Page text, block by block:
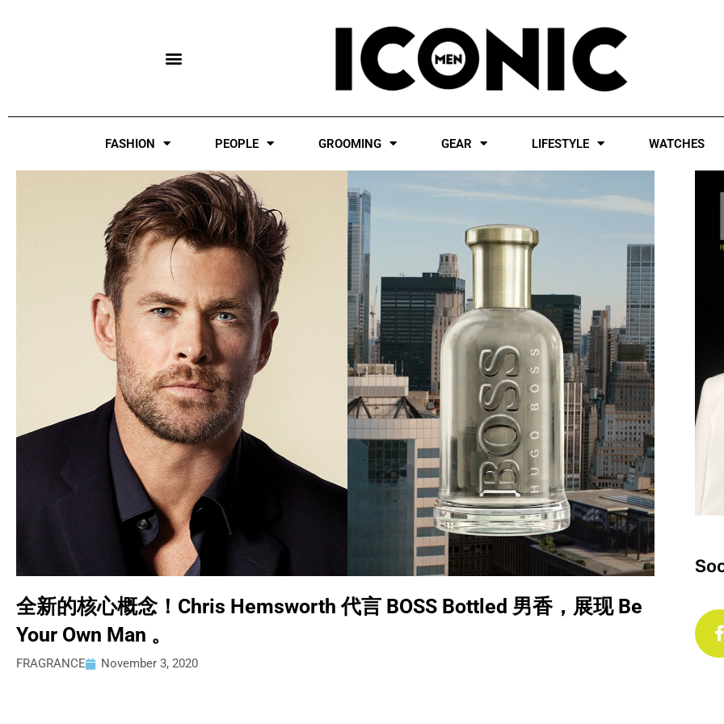
FASHION PEOPLE GROOMING GEAR LIFESTYLE WATCHES
全新的核心概念！Chris Hemsworth 代言 BOSS Bottled 男香，展现 Be
Your Own Man 。
FRAGRANCE November 3, 2020
c